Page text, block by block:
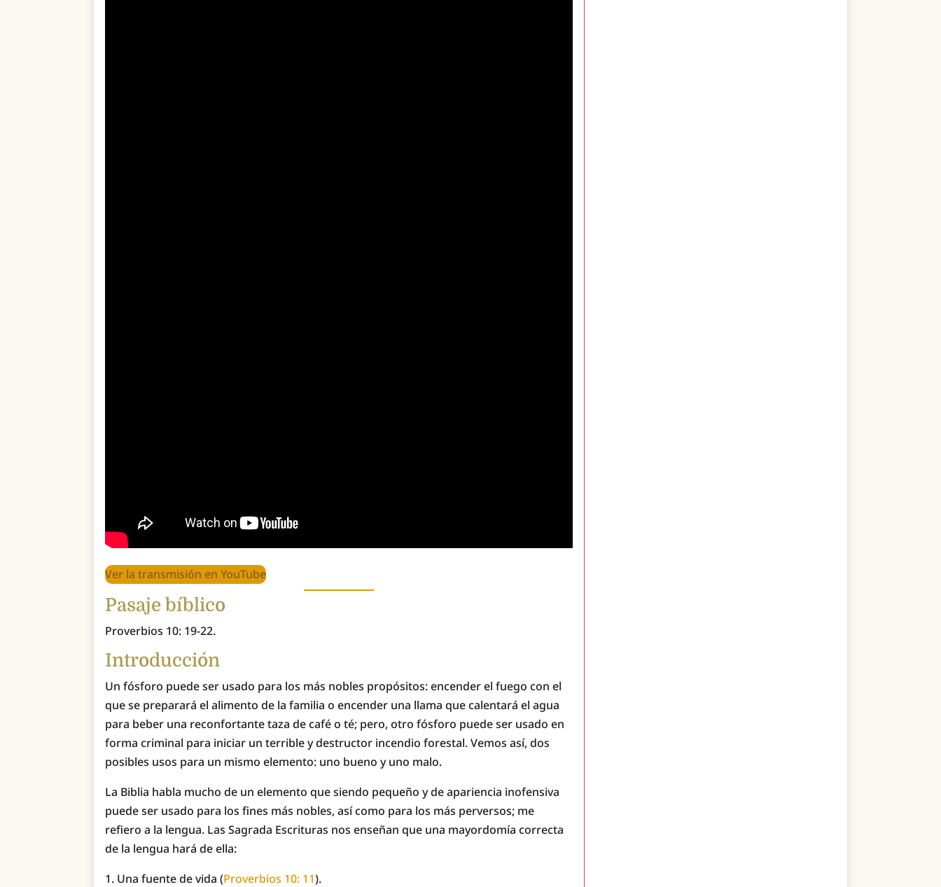
Ver la transmisión en YouTube
Pasaje bíblico
Proverbios 10: 19-22.
Introducción
Un fósforo puede ser usado para los más nobles propósitos: encender el fuego con el
que se preparará el alimento de la familia o encender una llama que calentará el agua
para beber una reconfortante taza de café o té; pero, otro fósforo puede ser usado en
forma criminal para iniciar un terrible y destructor incendio forestal. Vemos así, dos
posibles usos para un mismo elemento: uno bueno y uno malo.
La Biblia habla mucho de un elemento que siendo pequeño y de apariencia inofensiva
puede ser usado para los fines más nobles, así como para los más perversos; me
refiero a la lengua. Las Sagrada Escrituras nos enseñan que una mayordomía correcta
de la lengua hará de ella:
Una fuente de vida (Proverbios 10: 11).